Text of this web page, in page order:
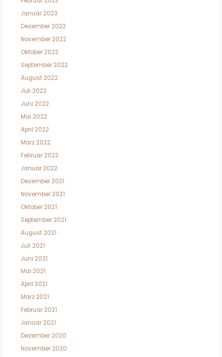
Januar 2023
Dezember 2022
November 2022
Oktober 2022
September 2022
August 2022
Juli 2022
Juni 2022
Mai 2022
April 2022
März 2022
Februar 2022
Januar 2022
Dezember 2021
November 2021
Oktober 2021
September 2021
August 2021
Juli 2021
Juni 2021
Mai 2021
April 2021
März 2021
Februar 2021
Januar 2021
Dezember 2020
November 2020